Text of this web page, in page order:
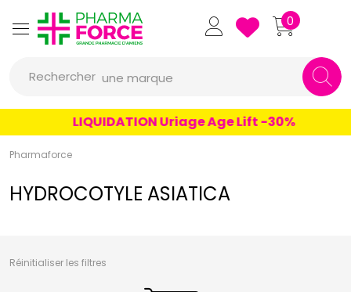
Pharmaforce Grande Pharmacie
0
Rechercher
un conseil
un produit
une marque
LIQUIDATION Uriage Age Lift -30%
Pharmaforce
HYDROCOTYLE ASIATICA
Réinitialiser les filtres